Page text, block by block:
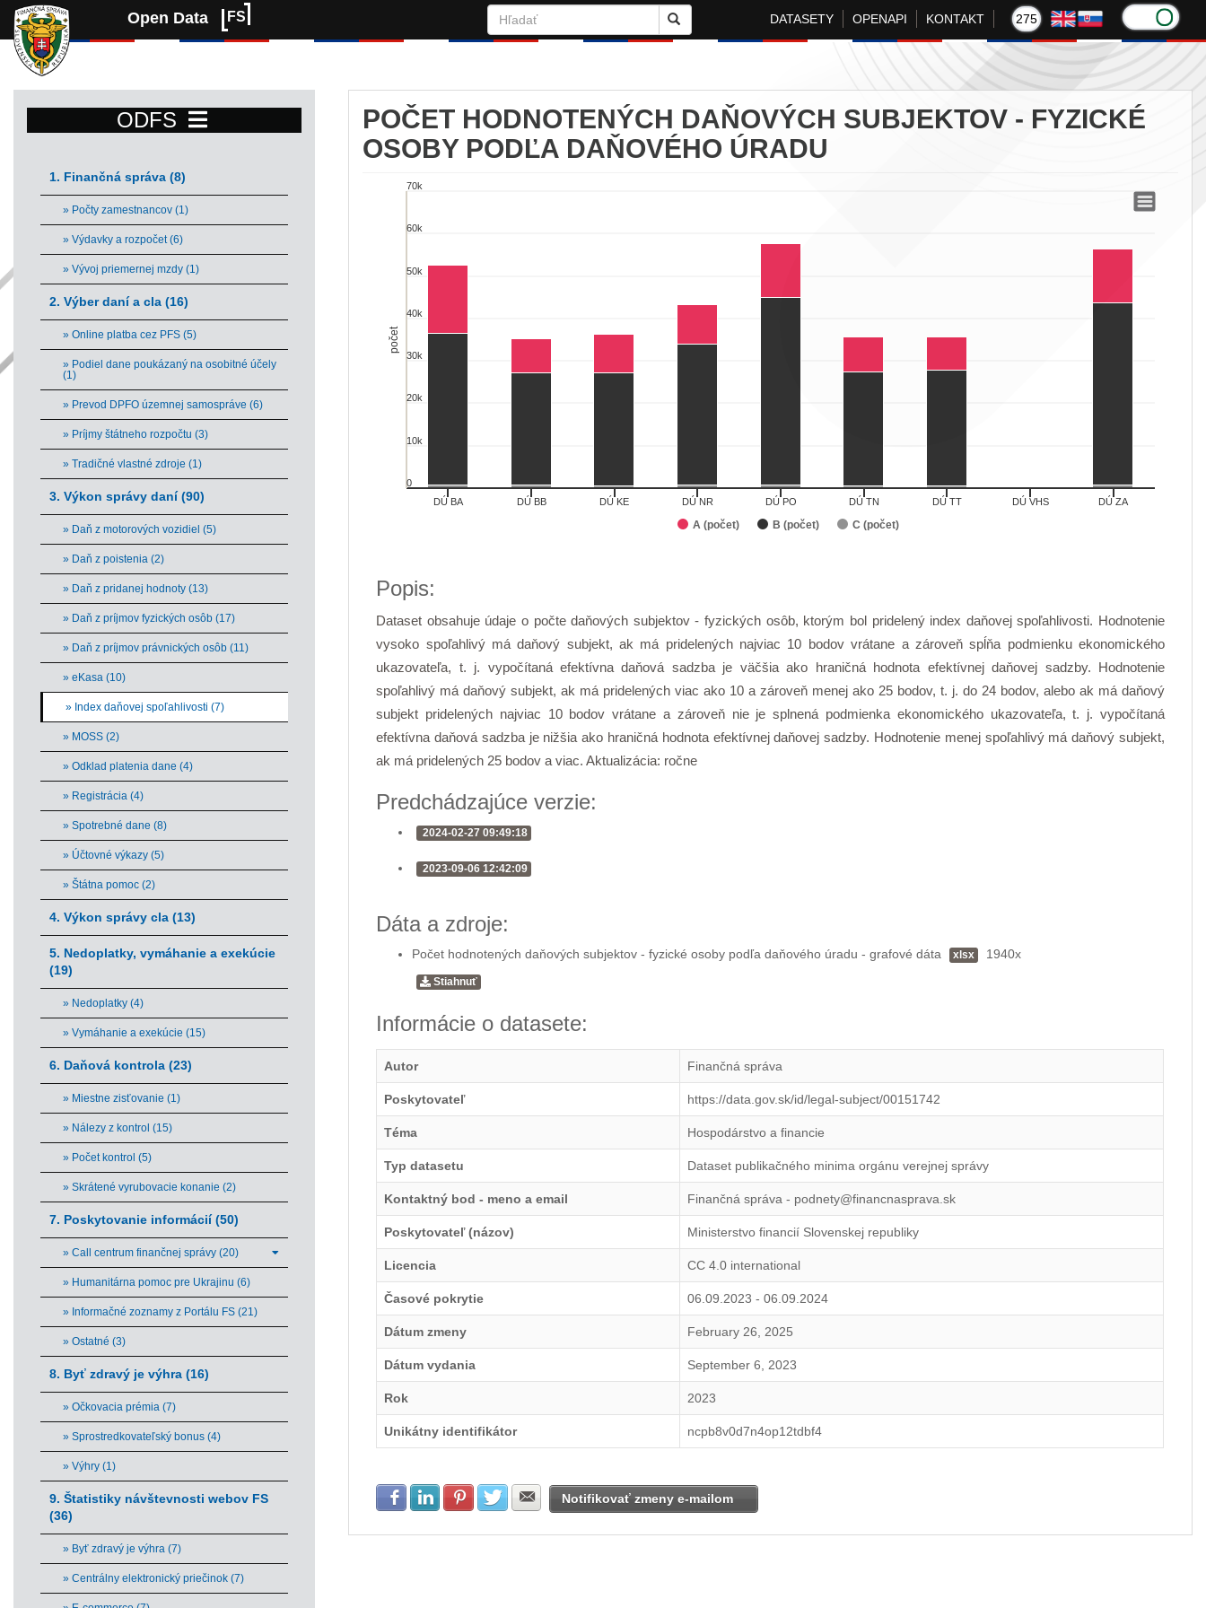
Open Data FS DATASETY OPENAPI KONTAKT 275
ODFS
1. Finančná správa (8)
» Počty zamestnancov (1)
» Výdavky a rozpočet (6)
» Vývoj priemernej mzdy (1)
2. Výber daní a cla (16)
» Online platba cez PFS (5)
» Podiel dane poukázaný na osobitné účely
(1)
» Prevod DPFO územnej samospráve (6)
» Príjmy štátneho rozpočtu (3)
» Tradičné vlastné zdroje (1)
3. Výkon správy daní (90)
» Daň z motorových vozidiel (5)
» Daň z poistenia (2)
» Daň z pridanej hodnoty (13)
» Daň z príjmov fyzických osôb (17)
» Daň z príjmov právnických osôb (11)
» eKasa (10)
» Index daňovej spoľahlivosti (7)
» MOSS (2)
» Odklad platenia dane (4)
» Registrácia (4)
» Spotrebné dane (8)
» Účtovné výkazy (5)
» Štátna pomoc (2)
4. Výkon správy cla (13)
5. Nedoplatky, vymáhanie a exekúcie
(19)
» Nedoplatky (4)
» Vymáhanie a exekúcie (15)
6. Daňová kontrola (23)
» Miestne zisťovanie (1)
» Nálezy z kontrol (15)
» Počet kontrol (5)
» Skrátené vyrubovacie konanie (2)
7. Poskytovanie informácií (50)
» Call centrum finančnej správy (20)
» Humanitárna pomoc pre Ukrajinu (6)
» Informačné zoznamy z Portálu FS (21)
» Ostatné (3)
8. Byť zdravý je výhra (16)
» Očkovacia prémia (7)
» Sprostredkovateľský bonus (4)
» Výhry (1)
9. Štatistiky návštevnosti webov FS
(36)
» Byť zdravý je výhra (7)
» Centrálny elektronický priečinok (7)
POČET HODNOTENÝCH DAŇOVÝCH SUBJEKTOV - FYZICKÉ
OSOBY PODĽA DAŇOVÉHO ÚRADU
počet
A (počet) B (počet) C (počet)
DÚ BA DÚ BB DÚ KE DÚ NR DÚ PO DÚ TN DÚ TT DÚ VHS DÚ ZA
0
10k
20k
30k
40k
50k
60k
70k
Popis:
Dataset obsahuje údaje o počte daňových subjektov - fyzických osôb, ktorým bol pridelený index daňovej spoľahlivosti. Hodnotenie
vysoko spoľahlivý má daňový subjekt, ak má pridelených najviac 10 bodov vrátane a zároveň spĺňa podmienku ekonomického
ukazovateľa, t. j. vypočítaná efektívna daňová sadzba je väčšia ako hraničná hodnota efektívnej daňovej sadzby. Hodnotenie
spoľahlivý má daňový subjekt, ak má pridelených viac ako 10 a zároveň menej ako 25 bodov, t. j. do 24 bodov, alebo ak má daňový
subjekt pridelených najviac 10 bodov vrátane a zároveň nie je splnená podmienka ekonomického ukazovateľa, t. j. vypočítaná
efektívna daňová sadzba je nižšia ako hraničná hodnota efektívnej daňovej sadzby. Hodnotenie menej spoľahlivý má daňový subjekt,
ak má pridelených 25 bodov a viac. Aktualizácia: ročne
Predchádzajúce verzie:
2024-02-27 09:49:18
2023-09-06 12:42:09
Dáta a zdroje:
Počet hodnotených daňových subjektov - fyzické osoby podľa daňového úradu - grafové dáta xlsx 1940x
Stiahnuť
Informácie o datasete:
Autor Finančná správa
Poskytovateľ https://data.gov.sk/id/legal-subject/00151742
Téma Hospodárstvo a financie
Typ datasetu Dataset publikačného minima orgánu verejnej správy
Kontaktný bod - meno a email Finančná správa - podnety@financnasprava.sk
Poskytovateľ (názov) Ministerstvo financií Slovenskej republiky
Licencia CC 4.0 international
Časové pokrytie 06.09.2023 - 06.09.2024
Dátum zmeny February 26, 2025
Dátum vydania September 6, 2023
Rok 2023
Unikátny identifikátor ncpb8v0d7n4op12tdbf4
Zdielať na Facebook
Zdielať na LinkedIn
Zdielať na Pinterest
Zdielať na Twitter
Zdielať na E-mail
Notifikovať zmeny e-mailom